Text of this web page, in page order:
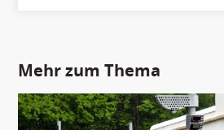
Mehr zum Thema